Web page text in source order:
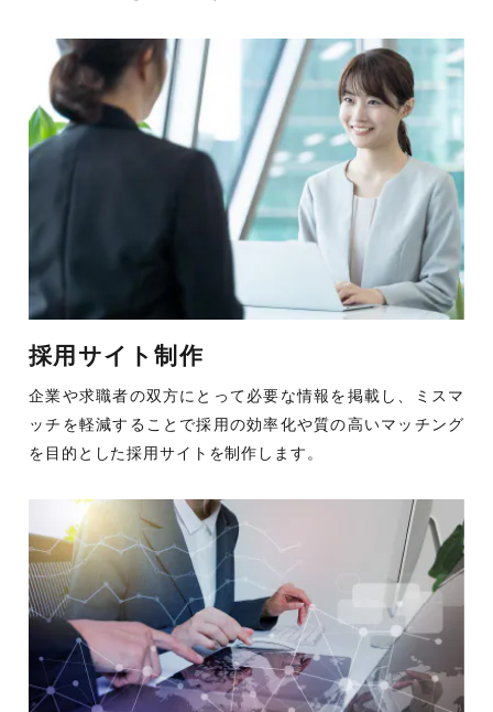
採用サイト制作
企業や求職者の双方にとって必要な情報を掲載し、ミスマ
ッチを軽減することで採用の効率化や質の高いマッチング
を目的とした採用サイトを制作します。